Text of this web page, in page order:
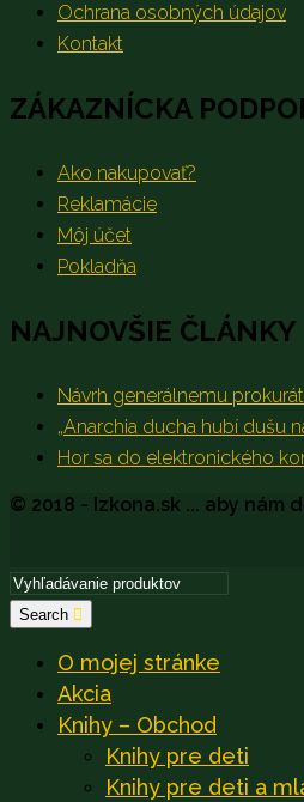
Ochrana osobných údajov
Kontakt
ZÁKAZNÍCKA
Ako nakupovať?
Reklamácie
Môj účet
Pokladňa
NAJNOVŠIE ČLÁNKY
Návrh generálnemu
„Anarchia ducha hubí dušu
Hor sa do elektronického
© 2018 - Izkona.sk ... aby nám
Search
O mojej stránke
Akcia
Knihy – Obchod
Knihy pre deti
Knihy pre deti a